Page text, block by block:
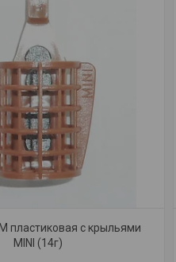
пластиковая с крыльями
MINI (14г)